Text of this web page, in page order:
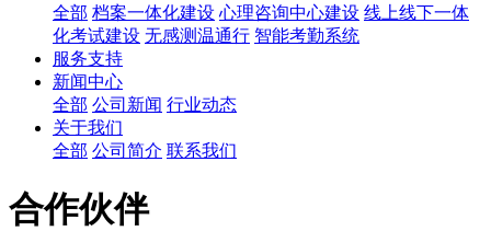
全部 档案一体化建设 心理咨询中心建设 线上线下一体
化考试建设 无感测温通行 智能考勤系统
服务支持
新闻中心
全部 公司新闻 行业动态
关于我们
全部 公司简介 联系我们
合作伙伴